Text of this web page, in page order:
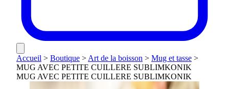
Accueil > Boutique >Art de la boisson > Mug et tasse >
MUG AVEC PETITE CUILLERE SUBLIMKONIK
MUG AVEC PETITE CUILLERE SUBLIMKONIK